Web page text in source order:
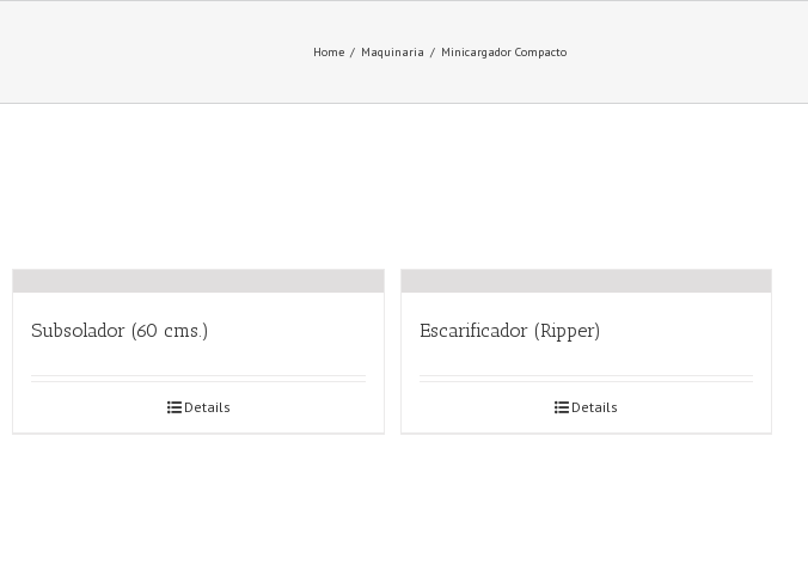
Home / Maquinaria / Minicargador Compacto
Subsolador (60 cms.)
Details
Escarificador (Ripper)
Details